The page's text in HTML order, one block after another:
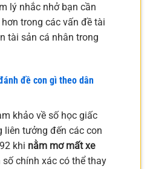
lý nhắc nhở bạn cần
trong các vấn đề tài
tài sản cá nhân trong
đề con gì theo dân
khảo về số học giấc
liên tưởng đến các con
khi nằm mơ mất xe
số chính xác có thể thay